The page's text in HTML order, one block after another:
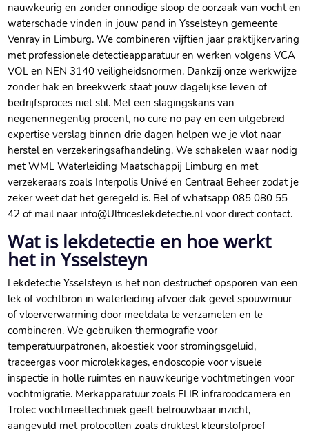
nauwkeurig en zonder onnodige sloop de oorzaak van vocht en
waterschade vinden in jouw pand in Ysselsteyn gemeente
Venray in Limburg.​ We combineren vijftien jaar praktijkervaring
met professionele detectieapparatuur en werken volgens VCA
VOL en NEN 3140 veiligheidsnormen.​ Dankzij onze werkwijze
zonder hak en breekwerk staat jouw dagelijkse leven of
bedrijfsproces niet stil.​ Met een slagingskans van
negenennegentig procent, no cure no pay en een uitgebreid
expertise verslag binnen drie dagen helpen we je vlot naar
herstel en verzekeringsafhandeling.​ We schakelen waar nodig
met WML Waterleiding Maatschappij Limburg en met
verzekeraars zoals Interpolis Univé en Centraal Beheer zodat je
zeker weet dat het geregeld is.​ Bel of whatsapp 085 080 55
42 of mail naar info@Ultriceslekdetectie.​nl voor direct contact.​
Wat is lekdetectie en hoe werkt
het in Ysselsteyn
Lekdetectie Ysselsteyn is het non destructief opsporen van een
lek of vochtbron in waterleiding afvoer dak gevel spouwmuur
of vloerverwarming door meetdata te verzamelen en te
combineren.​ We gebruiken thermografie voor
temperatuurpatronen, akoestiek voor stromingsgeluid,
traceergas voor microlekkages, endoscopie voor visuele
inspectie in holle ruimtes en nauwkeurige vochtmetingen voor
vochtmigratie.​ Merkapparatuur zoals FLIR infraroodcamera en
Trotec vochtmeettechniek geeft betrouwbaar inzicht,
aangevuld met protocollen zoals druktest kleurstofproef